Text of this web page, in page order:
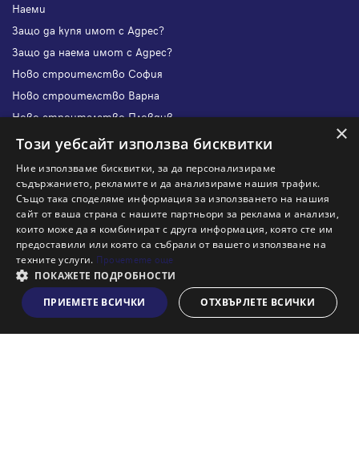
Виж на картата
Наеми
Защо да купя имот с Адрес?
Защо да наема имот с Адрес?
Ново строителство София
Ново строителство Варна
Ново строителство Пловдив
Ново строителство Бургас
Защо да отдам имот с Адрес?
Наши офиси
Кариери
Кои сме ние?
Франчайз
Блог
Искаш ли да получаваш актуална информация за пазара
на недвижими имоти?
×
Този уебсайт използва бисквитки
Ние използваме бисквитки, за да персонализираме
съдържанието, рекламите и да анализираме нашия трафик.
Също така споделяме информация за използването на нашия
сайт от ваша страна с нашите партньори за реклама и анализи,
които може да я комбинират с друга информация, която сте им
предоставили или която са събрали от вашето използване на
техните услуги. Прочетете още
ПОКАЖЕТЕ ПОДРОБНОСТИ
ПРИЕМЕТЕ ВСИЧКИ
ОТХВЪРЛЕТЕ ВСИЧКИ